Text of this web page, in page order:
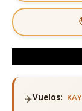
✈️Vuelos: